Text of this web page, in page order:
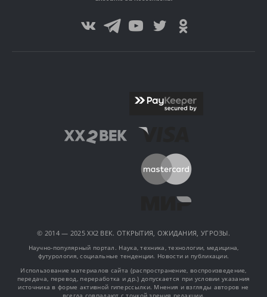
© 2014 — 2025 XX2 ВЕК. ОТКРЫТИЯ, ОЖИДАНИЯ, УГРОЗЫ.
Научно-популярный портал. Наука, техника, технологии, медицина,
футурология, социальные тенденции. Новости и публикации.
Использование материалов сайта (распространение, воспроизведение,
передача, перевод, переработка и др.) допускается при условии указания
источника в форме активной гиперссылки. Мнения и взгляды авторов не
всегда совпадают с точкой зрения редакции.